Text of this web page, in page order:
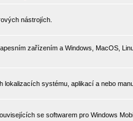
nástrojích.
zařízením a Windows, MacOS,
lokalizacích systému, aplikací a nebo
se softwarem pro Windows